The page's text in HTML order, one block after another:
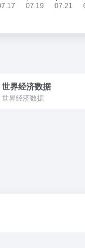
世界经济数据
世界经济数据